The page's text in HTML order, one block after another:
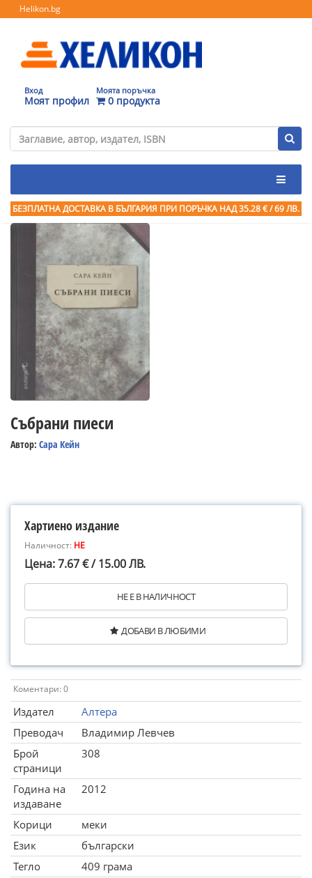
Helikon.bg
Вход
Моят профил
Моята поръчка
0 продукта
БЕЗПЛАТНА ДОСТАВКА В БЪЛГАРИЯ ПРИ ПОРЪЧКА НАД 35.28 € / 69 ЛВ.
Събрани пиеси
Автор: Сара Кейн
Хартиено издание
Наличност: НЕ
Цена: 7.67 € / 15.00 ЛВ.
НЕ Е В НАЛИЧНОСТ
ДОБАВИ В ЛЮБИМИ
Коментари: 0
Издател
Алтера
Преводач
Владимир Левчев
Брой
страници
308
Година на
издаване
2012
Корици
меки
Език
български
Тегло
409 грама